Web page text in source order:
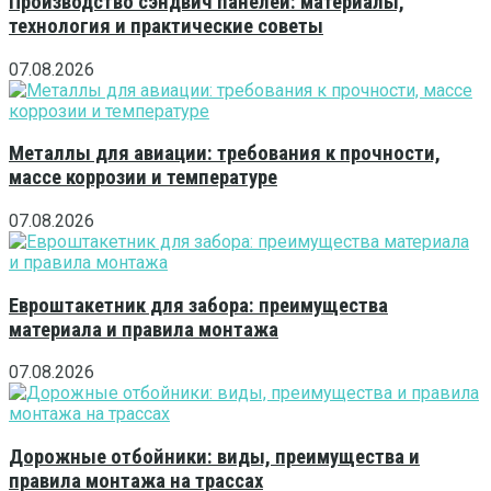
технология и практические советы
07.08.2026
Металлы для авиации: требования к прочности,
массе коррозии и температуре
07.08.2026
Евроштакетник для забора: преимущества
материала и правила монтажа
07.08.2026
Дорожные отбойники: виды, преимущества и
правила монтажа на трассах